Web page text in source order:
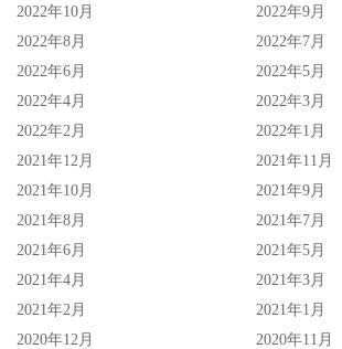
2022年10月
2022年9月
2022年8月
2022年7月
2022年6月
2022年5月
2022年4月
2022年3月
2022年2月
2022年1月
2021年12月
2021年11月
2021年10月
2021年9月
2021年8月
2021年7月
2021年6月
2021年5月
2021年4月
2021年3月
2021年2月
2021年1月
2020年12月
2020年11月